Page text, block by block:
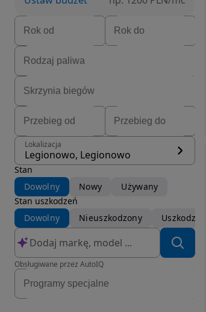
Lokalizacja
Legionowo, Legionowo
Stan
Dowolny
Nowy
Używany
Stan uszkodzeń
Dowolny
Nieuszkodzony Uszkodzony
Obsługiwane przez AutoIQ